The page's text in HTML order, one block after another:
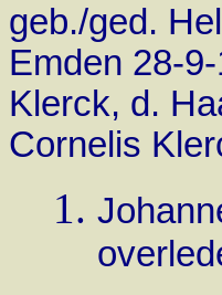
geb./ged.
Emden 28-
Klerck, d.
Cornelis